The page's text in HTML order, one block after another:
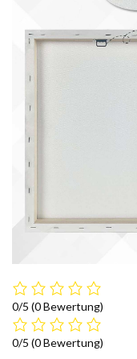
0/5 (0 Bewertung)
0/5 (0 Bewertung)